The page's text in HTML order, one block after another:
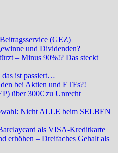
(GEZ)
und Dividenden?
– Minus 90%!? Das steckt
das ist passiert…
bei Aktien und ETFs?!
über 300€ zu Unrecht
Nicht ALLE beim SELBEN
als VISA-Kreditkarte
erhöhen – Dreifaches Gehalt als